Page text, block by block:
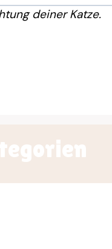
deiner Katze.